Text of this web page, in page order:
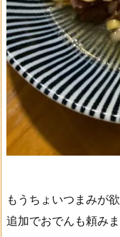
もうちょいつまみが
追加でおでんも頼みま